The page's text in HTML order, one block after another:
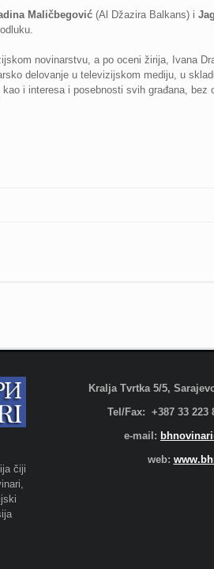
Maličbegović(Al Džazira Balkans) i
novinarstvu, a po oceni žirija, Ivana
delovanje u televizijskom mediju, u
i interesa i posebnosti svih građana,
čiji
Kralja Tvrtka 5/5,
Tel/Fax: +387 33 223
e-mail:
web: